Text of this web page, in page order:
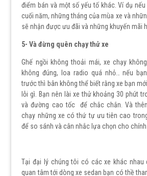
điểm bán và một số yếu tố khác. Ví dụ
cuối năm, những tháng của mùa xe và
sẽ nhận được ưu đãi và những khuyến mãi
5- Và đừng quên chạy thử xe
Ghế ngồi không thoải mái, xe chạy
không đúng, loa radio quá nhỏ… nếu
trước thì bân không thể biết rằng xe bạn
lỗi gì. Bạn nên lài xe thử khoảng 30 phút
và đường cao tốc để chắc chắn. Và
chạy những xe có thứ tự ưu tiên cao
để so sánh và cân nhắc lựa chọn cho chính
Tại đại lý chúng tôi có các xe khác nhau
quan tâm tới dòng xe sedan bạn có thề